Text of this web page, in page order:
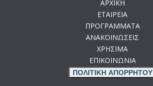
ΑΡΧΙΚΗ
ΕΤΑΙΡΕΙΑ
ΠΡΟΓΡΑΜΜΑΤΑ
ΑΝΑΚΟΙΝΩΣΕΙΣ
ΧΡΗΣΙΜΑ
ΕΠΙΚΟΙΝΩΝΙΑ
ΠΟΛΙΤΙΚΗ ΑΠΟΡΡΗΤΟΥ